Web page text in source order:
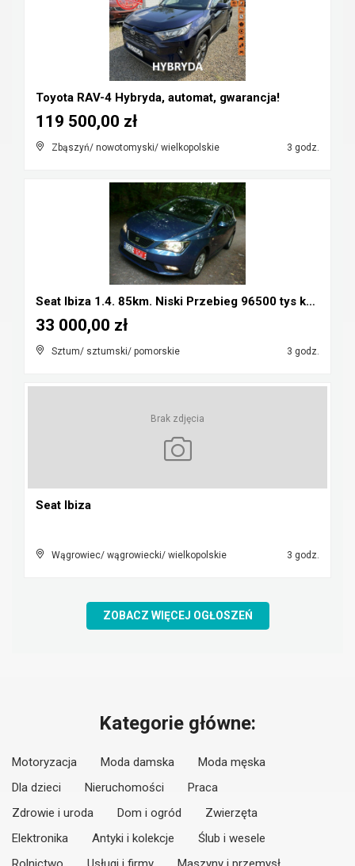
Toyota RAV-4 Hybryda, automat, gwarancja!
Zbąszyń/ nowotomyski/ wielkopolskie 3 godz.
119 500,00 zł
Seat Ibiza 1.4. 85km. Niski Przebieg 96500 tys km....
Sztum/ sztumski/ pomorskie 3 godz.
33 000,00 zł
Brak zdjęcia
Seat Ibiza
Wągrowiec/ wągrowiecki/ wielkopolskie 3 godz.
ZOBACZ WIĘCEJ OGŁOSZEŃ
Kategorie główne:
Motoryzacja Moda damska
Moda męska
Dla dzieci
Nieruchomości
Praca
Zdrowie i uroda
Dom i ogród
Zwierzęta
Elektronika
Antyki i kolekcje
Ślub i wesele